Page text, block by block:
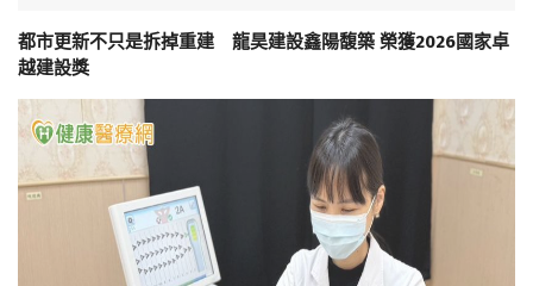
都市更新不只是拆掉重建 龍昊建設鑫陽馥築 榮獲2026國家卓
越建設獎